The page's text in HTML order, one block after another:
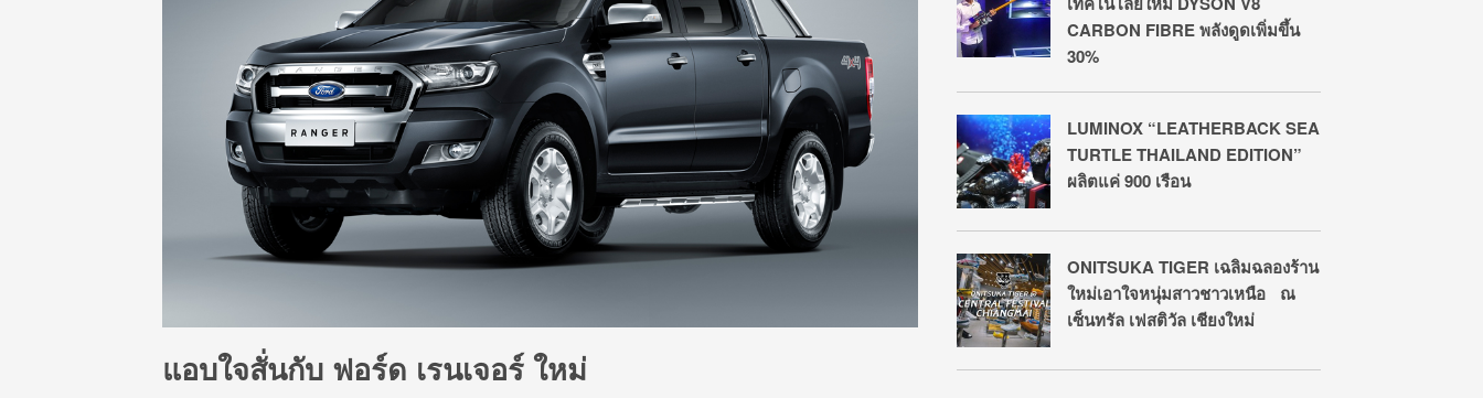
แอบใจสั่นกับ ฟอร์ด เรนเจอร์ ใหม่
CARBON FIBRE พลังดูดเพิ่มขึ้น
30%
LUMINOX “LEATHERBACK SEA
TURTLE THAILAND EDITION”
ผลิตแค่ 900 เรือน
ONITSUKA TIGER เฉลิมฉลองร้าน
ใหม่เอาใจหนุ่มสาวชาวเหนือ ณ
เซ็นทรัล เฟสติวัล เชียงใหม่